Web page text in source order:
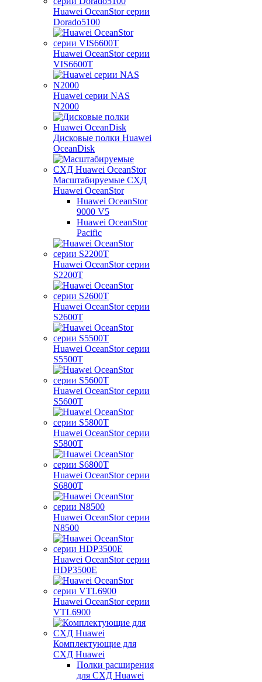
Huawei OceanStor серии
Dorado5100
Huawei OceanStor серии
VIS6600T
Huawei серии NAS
N2000
Дисковые полки Huawei
OceanDisk
Масштабируемые СХД
Huawei OceanStor
Huawei OceanStor
9000 V5
Huawei OceanStor
Pacific
Huawei OceanStor серии
S2200T
Huawei OceanStor серии
S2600T
Huawei OceanStor серии
S5500T
Huawei OceanStor серии
S5600T
Huawei OceanStor серии
S5800T
Huawei OceanStor серии
S6800T
Huawei OceanStor серии
N8500
Huawei OceanStor серии
HDP3500E
Huawei OceanStor серии
VTL6900
Комплектующие для
СХД Huawei
Полки расширения
для СХД Huawei